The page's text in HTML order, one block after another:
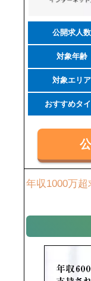
公開求人数
対象年齢
対象エリア
おすすめタ
年収1000万